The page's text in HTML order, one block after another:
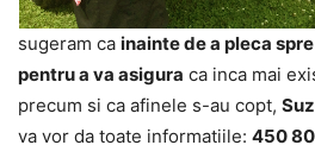
sugeram ca inainte de a pleca
pentru a va asigura ca inca mai
precum si ca afinele s-au copt,
va vor da toate informatiile: 450